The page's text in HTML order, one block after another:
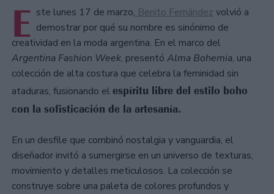
E ste lunes 17 de marzo, Benito Fernández volvió a
demostrar por qué su nombre es sinónimo de
creatividad en la moda argentina. En el marco del
Argentina Fashion Week, presentó Alma Bohemia, una
colección de alta costura que celebra la feminidad sin
ataduras, fusionando el espíritu libre del estilo boho
con la sofisticación de la artesanía.
En un desfile que combinó nostalgia y vanguardia, el
diseñador invitó a sumergirse en un universo de texturas,
movimiento y detalles meticulosos. La colección se
construye sobre una paleta de colores profundos y